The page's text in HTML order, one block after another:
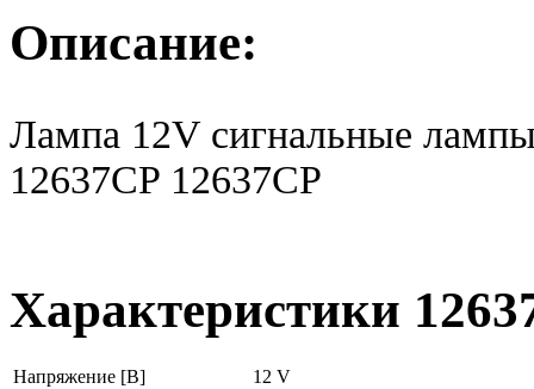
Описание:
Лампа 12V сигнальные
12637CP 12637CP
Характеристики
Напряжение [В]
12 V